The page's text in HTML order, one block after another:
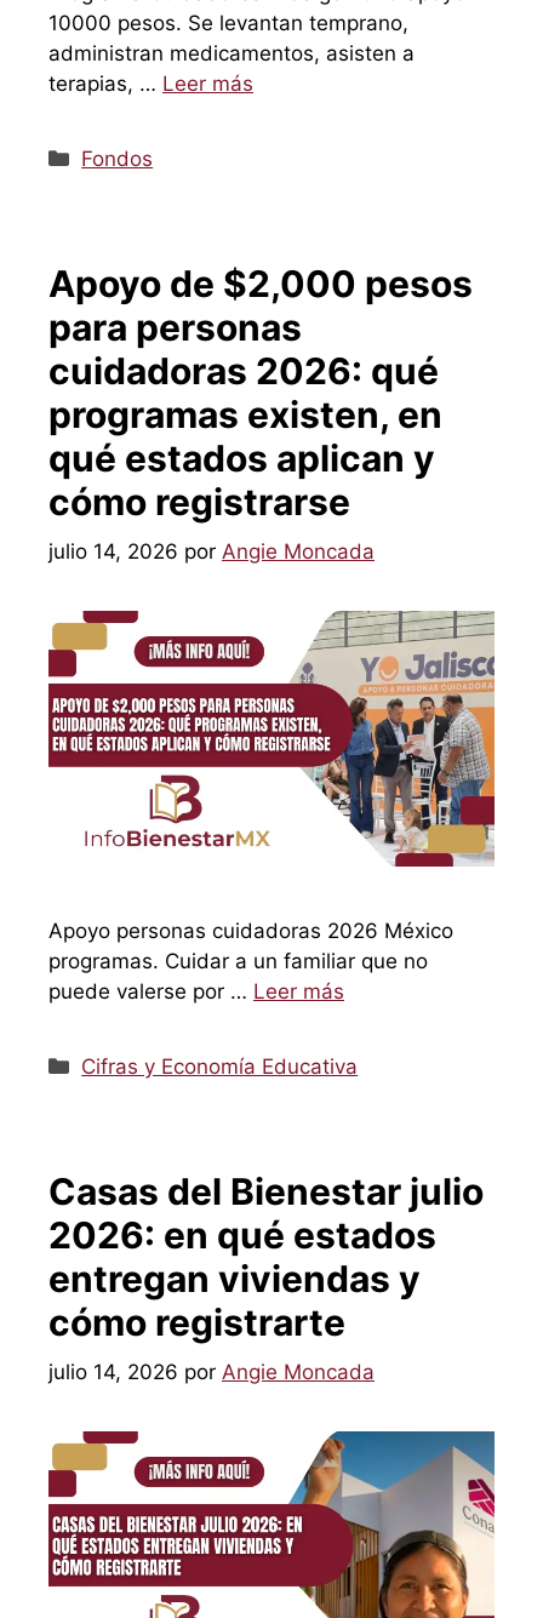
10000 pesos. Se levantan temprano,
administran medicamentos, asisten a
terapias, … Leer más
Categorías
Fondos
Apoyo de $2,000 pesos
para personas
cuidadoras 2026: qué
programas existen, en
qué estados aplican y
cómo registrarse
julio 14, 2026 por Angie Moncada
Apoyo personas cuidadoras 2026 México
programas. Cuidar a un familiar que no
puede valerse por … Leer más
Categorías
Cifras y Economía Educativa
Casas del Bienestar julio
2026: en qué estados
entregan viviendas y
cómo registrarte
julio 14, 2026 por Angie Moncada